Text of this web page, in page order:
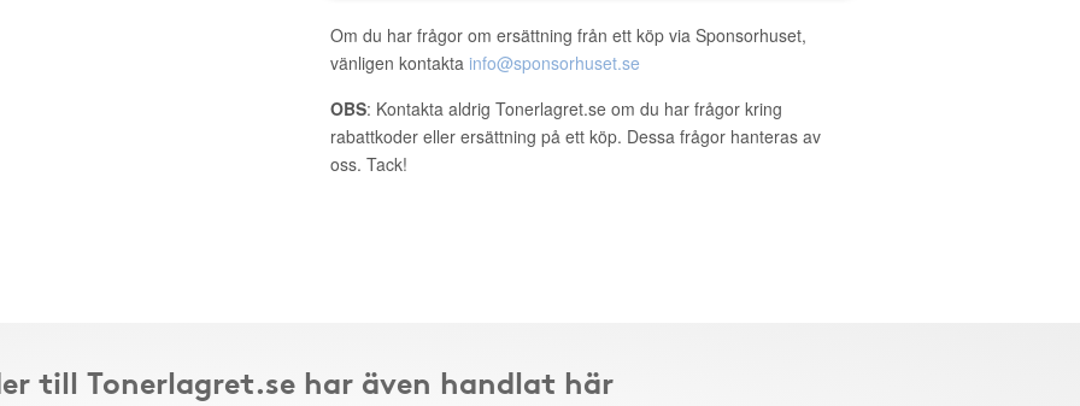
Om du har frågor om ersättning från ett köp via Sponsorhuset,
vänligen kontakta info@sponsorhuset.se
OBS: Kontakta aldrig Tonerlagret.se om du har frågor kring
rabattkoder eller ersättning på ett köp. Dessa frågor hanteras av
oss. Tack!
till Tonerlagret.se har även handlat här